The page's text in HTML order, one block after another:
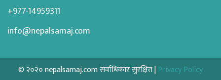
+977-14959311
info@nepalsamaj.com
© २०२० nepalsamaj.com सर्वाधिकार सुरक्षित | Privacy Policy